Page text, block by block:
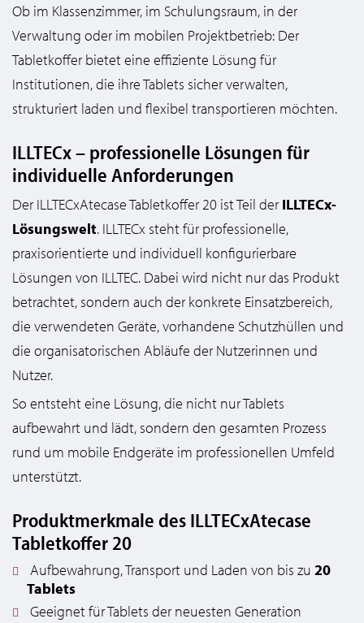
Ob im Klassenzimmer, im Schulungsraum, in der
Verwaltung oder im mobilen Projektbetrieb: Der
Tabletkoffer bietet eine effiziente Lösung für
Institutionen, die ihre Tablets sicher verwalten,
strukturiert laden und flexibel transportieren möchten.
ILLTECx – professionelle Lösungen für
individuelle Anforderungen
Der ILLTECxAtecase Tabletkoffer 20 ist Teil der ILLTECx-
Lösungswelt. ILLTECx steht für professionelle,
praxisorientierte und individuell konfigurierbare
Lösungen von ILLTEC. Dabei wird nicht nur das Produkt
betrachtet, sondern auch der konkrete Einsatzbereich,
die verwendeten Geräte, vorhandene Schutzhüllen und
die organisatorischen Abläufe der Nutzerinnen und
Nutzer.
So entsteht eine Lösung, die nicht nur Tablets
aufbewahrt und lädt, sondern den gesamten Prozess
rund um mobile Endgeräte im professionellen Umfeld
unterstützt.
Produktmerkmale des ILLTECxAtecase
Tabletkoffer 20
Aufbewahrung, Transport und Laden von bis zu 20
Tablets
Geeignet für Tablets der neuesten Generation